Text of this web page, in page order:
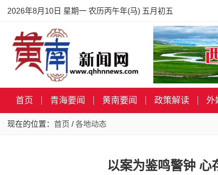
2026年8月10日 星期一 农历丙午年(马) 五月初五
首页 青海要闻 黄南要闻 政策解读 外
现在的位置： 首页 /各地动态
以案为鉴鸣警钟